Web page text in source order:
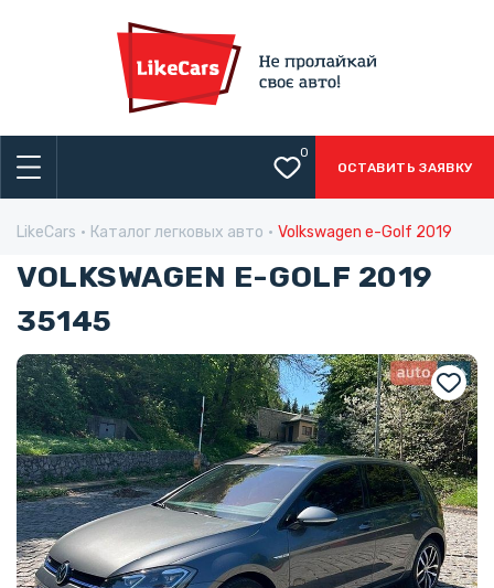
0
ОСТАВИТЬ ЗАЯВКУ
LikeCars Каталог легковых авто Volkswagen e-Golf 2019
VOLKSWAGEN E-GOLF 2019
35145